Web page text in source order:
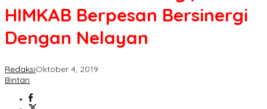
HIMKAB Berpesan Bersinergi
Dengan Nelayan
RedaksiOktober 4, 2019
Bintan